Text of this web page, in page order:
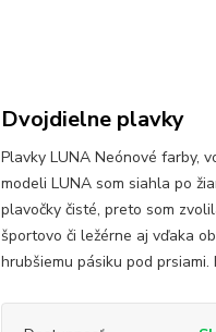
Dvojdielne plavky
Plavky LUNA Neónové farby,
modeli LUNA som siahla po
plavočky čisté, preto som
športovo či ležérne aj vďaka
hrubšiemu pásiku pod prsiami.